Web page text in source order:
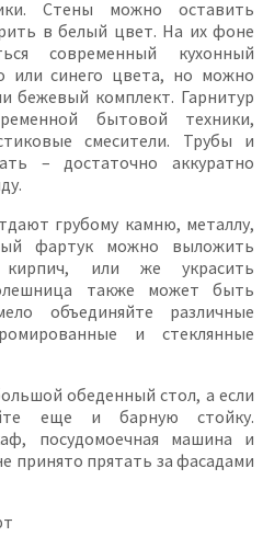
Стены можно оставить
в белый цвет. На их фоне
современный кухонный
или синего цвета, но можно
бежевый комплект. Гарнитур
бытовой техники,
смесители. Трубы и
– достаточно аккуратно
грубому камню, металлу,
фартук можно выложить
или же украсить
также может быть
объединяйте различные
и стеклянные
обеденный стол, а если
еще и барную стойку.
посудомоечная машина и
принято прятать за фасадами